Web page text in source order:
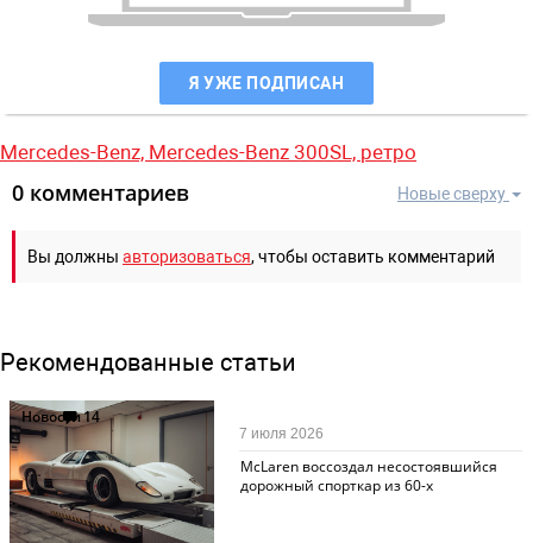
Я УЖЕ ПОДПИСАН
Mercedes-Benz, Mercedes-Benz 300SL, ретро
Новые сверху
0 комментариев
Вы должны авторизоваться, чтобы оставить комментарий
Рекомендованные статьи
Новости14
McLaren воссоздал несостоявшийся
дорожный спорткар из 60-х
7 июля 2026